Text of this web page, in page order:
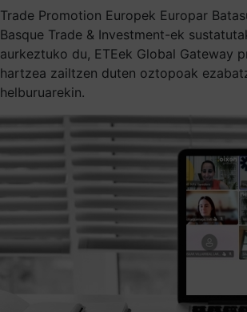
Trade Promotion Europek Europar
Basque Trade & Investment-ek
aurkeztuko du, ETEek Global Gateway
hartzea zailtzen duten oztopoak
helburuarekin.